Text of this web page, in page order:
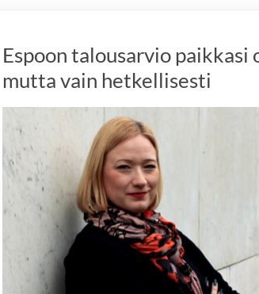
Espoon talousarvio
mutta vain hetkellisesti